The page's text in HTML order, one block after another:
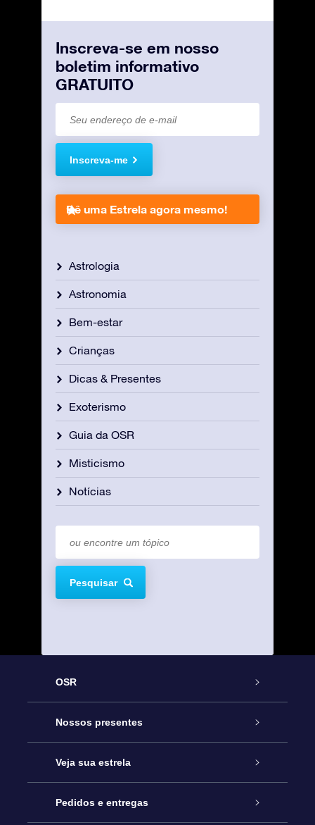
Inscreva-se em nosso
boletim informativo
GRATUITO
Inscreva-me
Dê uma Estrela agora mesmo!
Astrologia
Astronomia
Bem-estar
Crianças
Dicas & Presentes
Exoterismo
Guia da OSR
Misticismo
Notícias
Pesquisar
OSR
Serviço
Entre em contato conosco
Blog
Nossos presentes
Presente estrelar on-line
Pacote de presente da OSR
Veja sua estrela
Star Register
Pedidos e entregas